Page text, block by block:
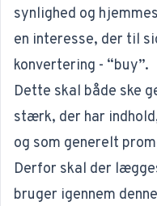
synlighed og
en interesse, der til
konvertering - “buy”.
Dette skal både ske
stærk, der har
og som generelt
Derfor skal der
bruger igennem